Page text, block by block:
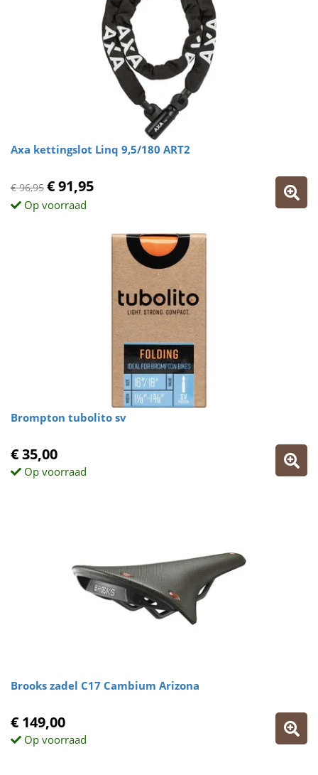
Axa kettingslot Linq 9,5/180 ART2
€ 96,95 € 91,95
Op voorraad
Brompton tubolito sv
€ 35,00
Op voorraad
Brooks zadel C17 Cambium Arizona
€ 149,00
Op voorraad